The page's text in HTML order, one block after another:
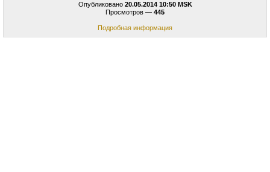
Опубликовано 20.05.2014 10:50 MSK
Просмотров — 445
Подробная информация